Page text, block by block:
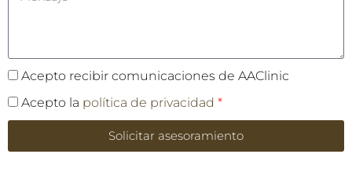
Acepto recibir comunicaciones de AAClinic
Acepto la política de privacidad *
Solicitar asesoramiento